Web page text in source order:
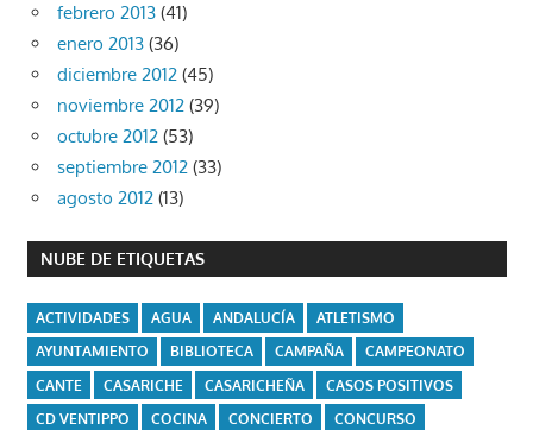
febrero 2013 (41)
enero 2013 (36)
diciembre 2012 (45)
noviembre 2012 (39)
octubre 2012 (53)
septiembre 2012 (33)
agosto 2012 (13)
NUBE DE ETIQUETAS
ACTIVIDADES AGUA ANDALUCÍA
ATLETISMO
AYUNTAMIENTO
BIBLIOTECA CAMPAÑA
CAMPEONATO
CANTE
CASARICHE CASARICHEÑA
CASOS POSITIVOS
CD VENTIPPO
COCINA CONCIERTO CONCURSO